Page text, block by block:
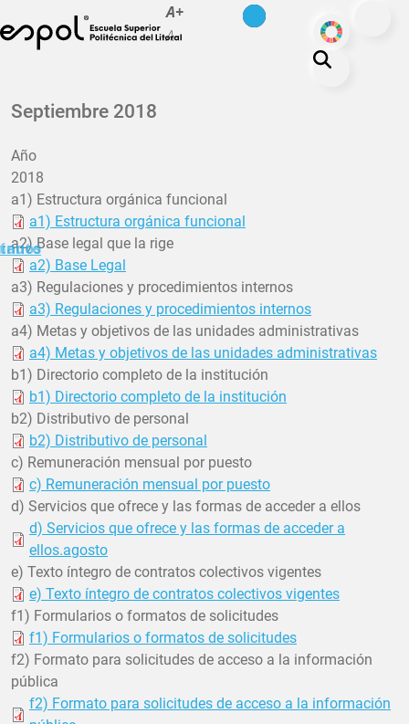
Skip to main content
A+
A-
ODS
About ESPOL
Campus life
Research
Our Print
Transparency
Septiembre 2018
Año
2018
a1) Estructura orgánica funcional
a1) Estructura orgánica funcional
a2) Base legal que la rige
a2) Base Legal
a3) Regulaciones y procedimientos internos
a3) Regulaciones y procedimientos internos
a4) Metas y objetivos de las unidades administrativas
a4) Metas y objetivos de las unidades administrativas
b1) Directorio completo de la institución
b1) Directorio completo de la institución
b2) Distributivo de personal
b2) Distributivo de personal
c) Remuneración mensual por puesto
c) Remuneración mensual por puesto
d) Servicios que ofrece y las formas de acceder a ellos
d) Servicios que ofrece y las formas de acceder a
ellos.agosto
e) Texto íntegro de contratos colectivos vigentes
e) Texto íntegro de contratos colectivos vigentes
f1) Formularios o formatos de solicitudes
f1) Formularios o formatos de solicitudes
f2) Formato para solicitudes de acceso a la información
pública
f2) Formato para solicitudes de acceso a la información